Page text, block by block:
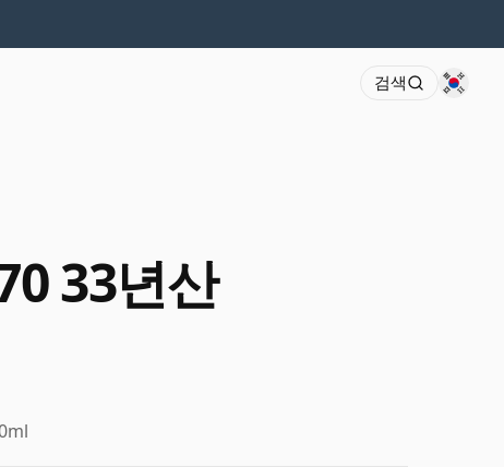
검색
33년산